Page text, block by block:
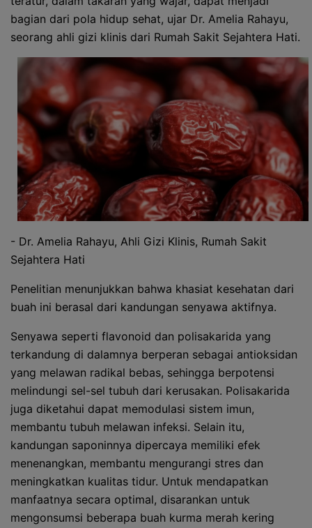
bagian dari pola hidup sehat, ujar Dr. Amelia Rahayu,
seorang ahli gizi klinis dari Rumah Sakit Sejahtera Hati.
- Dr. Amelia Rahayu, Ahli Gizi Klinis, Rumah Sakit
Sejahtera Hati
Penelitian menunjukkan bahwa khasiat kesehatan dari
buah ini berasal dari kandungan senyawa aktifnya.
Senyawa seperti flavonoid dan polisakarida yang
terkandung di dalamnya berperan sebagai antioksidan
yang melawan radikal bebas, sehingga berpotensi
melindungi sel-sel tubuh dari kerusakan. Polisakarida
juga diketahui dapat memodulasi sistem imun,
membantu tubuh melawan infeksi. Selain itu,
kandungan saponinnya dipercaya memiliki efek
menenangkan, membantu mengurangi stres dan
meningkatkan kualitas tidur. Untuk mendapatkan
manfaatnya secara optimal, disarankan untuk
mengonsumsi beberapa buah kurma merah kering